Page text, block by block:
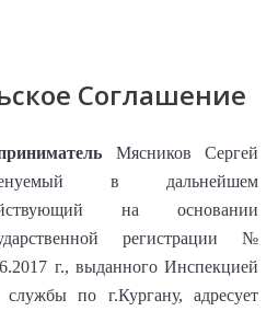
Соглашение
Мясников Сергей
в дальнейшем
на основании
регистрации №
г., выданного Инспекцией
по г.Кургану, адресует